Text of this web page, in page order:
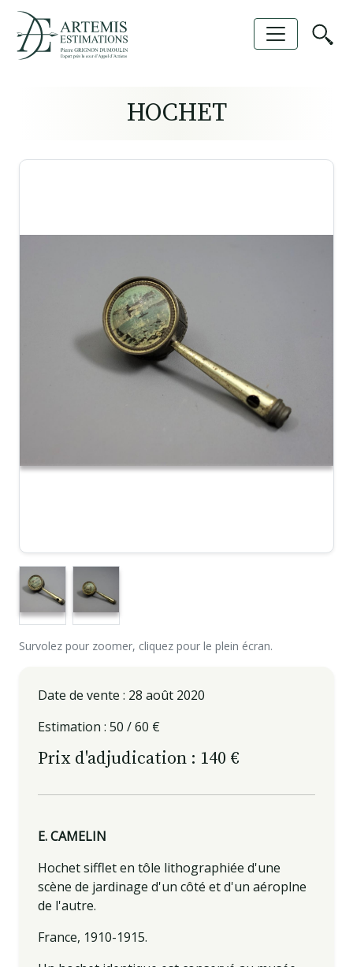
HOCHET
Survolez pour zoomer, cliquez pour le plein écran.
Date de vente : 28 août 2020
Estimation : 50 / 60 €
Prix d'adjudication : 140 €
E. CAMELIN
Hochet sifflet en tôle lithographiée d'une
scène de jardinage d'un côté et d'un aéroplne
de l'autre.
France, 1910-1915.